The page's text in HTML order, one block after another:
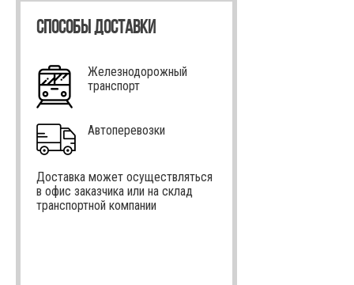
СПОСОБЫ ДОСТАВКИ
Железнодорожный
транспорт
Автоперевозки
Доставка может осуществляться
в офис заказчика или на склад
транспортной компании